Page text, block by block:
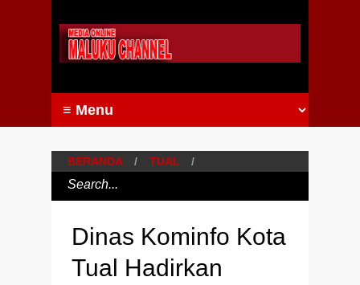
BERANDA / TUAL /
Dinas Kominfo Kota
Tual Hadirkan